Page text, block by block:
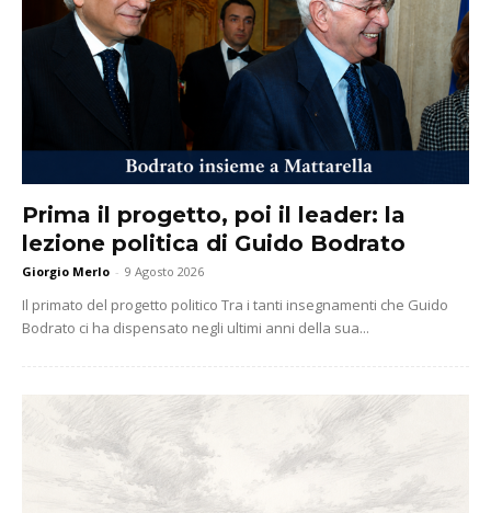
Prima il progetto, poi il leader: la
lezione politica di Guido Bodrato
Giorgio Merlo - 9 Agosto 2026
Il primato del progetto politico Tra i tanti insegnamenti che Guido
Bodrato ci ha dispensato negli ultimi anni della sua...